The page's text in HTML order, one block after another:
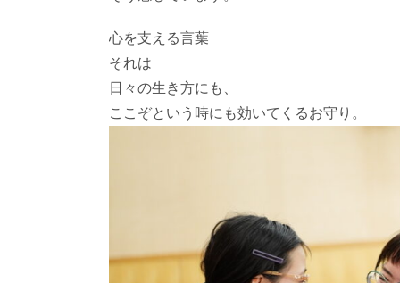
心を支える言葉
それは
日々の生き方にも、
ここぞという時にも効いてくるお守り。